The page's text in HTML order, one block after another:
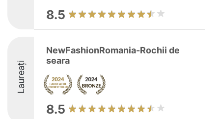
8.5
Laureați
NewFashionRomania-Rochii de
seara
8.5